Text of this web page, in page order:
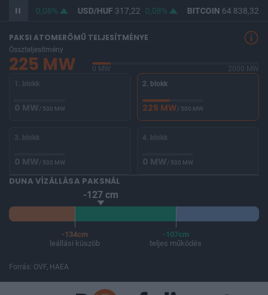
365,70 0,08% USD/HUF317,22 0,08% BITCOIN64 838,32
PAKSI ATOMERŐMŰ TELJESÍTMÉNYE
Összteljesítmény
225 MW 0 MW
2000 MW
1. blokk
0 MW/ 500 MW
2. blokk
225 MW/ 500 MW
3. blokk
0 MW/ 500 MW
4. blokk
0 MW/ 500 MW
DUNA VÍZÁLLÁSA PAKSNÁL
-127 cm
-134cm
leállási küszöb
-107cm
teljes működés
Forrás: OVF, HAEA